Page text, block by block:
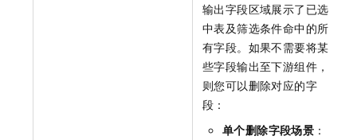
输出字段区域展示了已选
中表及筛选条件命中的所
有字段。如果不需要将某
些字段输出至下游组件，
则您可以删除对应的字
段：
单个删除字段场景 ：